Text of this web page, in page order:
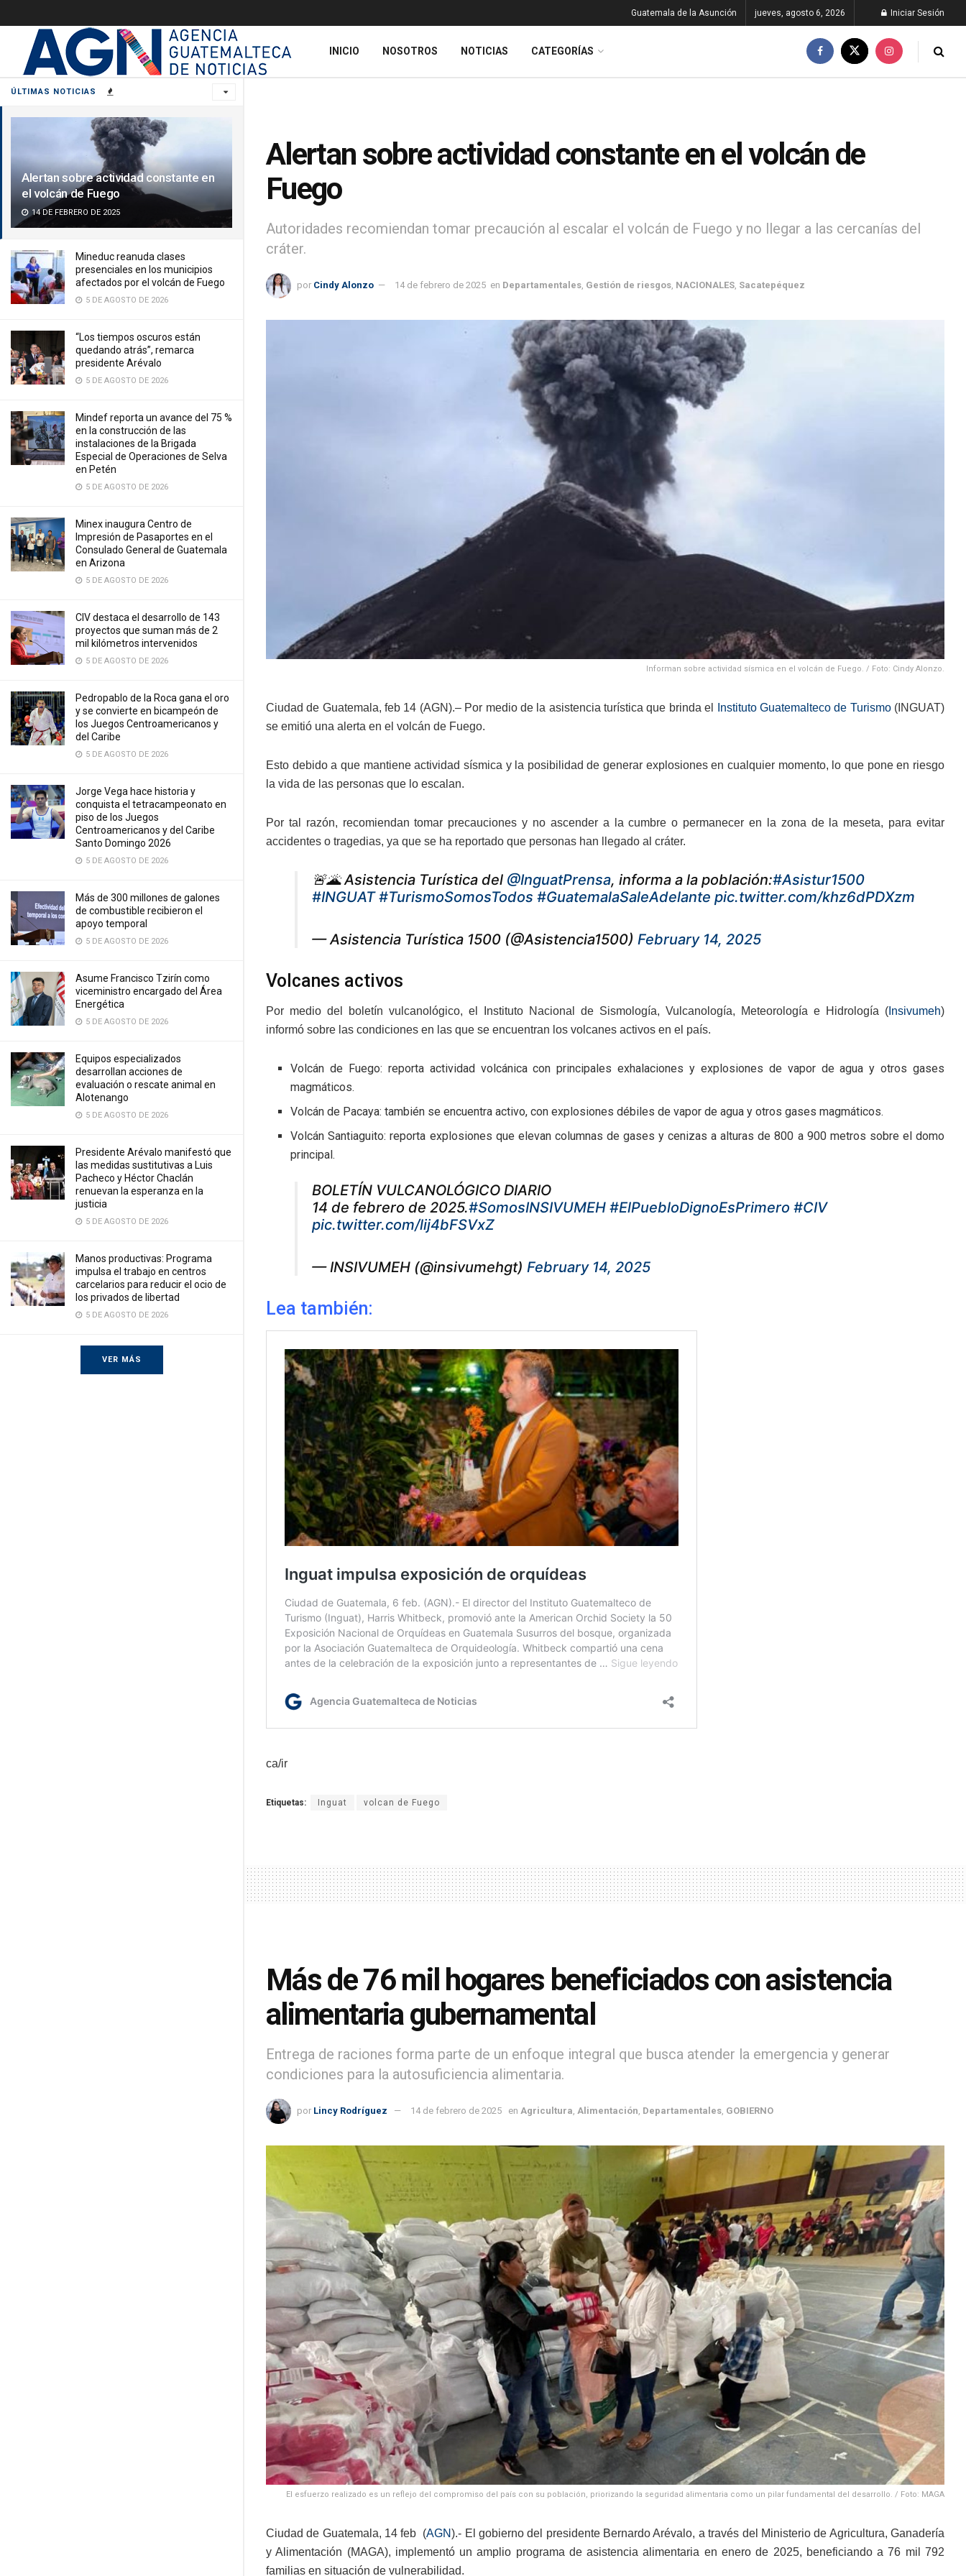
ÚLTIMAS NOTICIAS
Alertan sobre actividad constante en
el volcán de Fuego
14 DE FEBRERO DE 2025
Mineduc reanuda clases
presenciales en los municipios
afectados por el volcán de Fuego
5 DE AGOSTO DE 2026
“Los tiempos oscuros están
quedando atrás”, remarca
presidente Arévalo
5 DE AGOSTO DE 2026
Mindef reporta un avance del 75 %
en la construcción de las
instalaciones de la Brigada
Especial de Operaciones de Selva
en Petén
5 DE AGOSTO DE 2026
Minex inaugura Centro de
Impresión de Pasaportes en el
Consulado General de Guatemala
en Arizona
5 DE AGOSTO DE 2026
CIV destaca el desarrollo de 143
proyectos que suman más de 2
mil kilómetros intervenidos
5 DE AGOSTO DE 2026
Pedropablo de la Roca gana el oro
y se convierte en bicampeón de
los Juegos Centroamericanos y
del Caribe
5 DE AGOSTO DE 2026
Jorge Vega hace historia y
conquista el tetracampeonato en
piso de los Juegos
Centroamericanos y del Caribe
Santo Domingo 2026
5 DE AGOSTO DE 2026
Más de 300 millones de galones
de combustible recibieron el
apoyo temporal
5 DE AGOSTO DE 2026
Asume Francisco Tzirín como
viceministro encargado del Área
Energética
5 DE AGOSTO DE 2026
Equipos especializados
desarrollan acciones de
evaluación o rescate animal en
Alotenango
5 DE AGOSTO DE 2026
Presidente Arévalo manifestó que
las medidas sustitutivas a Luis
Pacheco y Héctor Chaclán
renuevan la esperanza en la
justicia
5 DE AGOSTO DE 2026
Manos productivas: Programa
impulsa el trabajo en centros
carcelarios para reducir el ocio de
los privados de libertad
5 DE AGOSTO DE 2026
VER MÁS
Guatemala de la Asunción jueves, agosto 6, 2026 Iniciar Sesión
INICIO NOSOTROS NOTICIAS CATEGORÍAS
Alertan sobre actividad constante en el volcán de
Fuego
Autoridades recomiendan tomar precaución al escalar el volcán de Fuego y no llegar a las cercanías del
cráter.
por Cindy Alonzo 14 de febrero de 2025 en Departamentales Gestión de riesgos NACIONALES Sacatepéquez
Informan sobre actividad sísmica en el volcán de Fuego. / Foto: Cindy Alonzo.
Ciudad de Guatemala, feb 14 (AGN).– Por medio de la asistencia turística que brinda el Instituto Guatemalteco de Turismo(INGUAT)
se emitió una alerta en el volcán de Fuego.
Esto debido a que mantiene actividad sísmica y la posibilidad de generar explosiones en cualquier momento, lo que pone en riesgo
la vida de las personas que lo escalan.
Por tal razón, recomiendan tomar precauciones y no ascender a la cumbre o permanecer en la zona de la meseta, para evitar
accidentes o tragedias, ya que se ha reportado que personas han llegado al cráter.
🚨🌋 Asistencia Turística del @InguatPrensa, informa a la población:#Asistur1500
#INGUAT #TurismoSomosTodos #GuatemalaSaleAdelante pic.twitter.com/khz6dPDXzm
— Asistencia Turística 1500 (@Asistencia1500) February 14, 2025
Volcanes activos
Por medio del boletín vulcanológico, el Instituto Nacional de Sismología, Vulcanología, Meteorología e Hidrología ( Insivumeh)
informó sobre las condiciones en las que se encuentran los volcanes activos en el país.
Volcán de Fuego: reporta actividad volcánica con principales exhalaciones y explosiones de vapor de agua y otros gases
magmáticos.
Volcán de Pacaya: también se encuentra activo, con explosiones débiles de vapor de agua y otros gases magmáticos.
Volcán Santiaguito: reporta explosiones que elevan columnas de gases y cenizas a alturas de 800 a 900 metros sobre el domo
principal.
BOLETÍN VULCANOLÓGICO DIARIO
14 de febrero de 2025.#SomosINSIVUMEH #ElPuebloDignoEsPrimero #CIV
pic.twitter.com/lij4bFSVxZ
— INSIVUMEH (@insivumehgt) February 14, 2025
Lea también:
ca/ir
Etiquetas: Inguat volcan de Fuego
Más de 76 mil hogares beneficiados con asistencia
alimentaria gubernamental
Entrega de raciones forma parte de un enfoque integral que busca atender la emergencia y generar
condiciones para la autosuficiencia alimentaria.
por Lincy Rodríguez 14 de febrero de 2025 en Agricultura Alimentación Departamentales GOBIERNO
El esfuerzo realizado es un reflejo del compromiso del país con su población, priorizando la seguridad alimentaria como un pilar fundamental del desarrollo. / Foto: MAGA
Ciudad de Guatemala, 14 feb (AGN).- El gobierno del presidente Bernardo Arévalo, a través del Ministerio de Agricultura, Ganadería
y Alimentación (MAGA), implementó un amplio programa de asistencia alimentaria en enero de 2025, beneficiando a 76 mil 792
familias en situación de vulnerabilidad.